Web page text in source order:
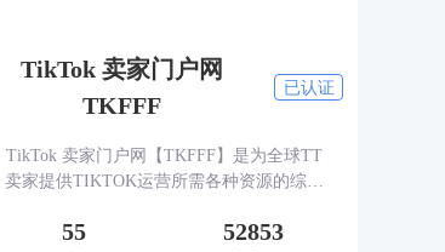
TikTok 卖家门户网
TKFFF
已认证
TikTok 卖家门户网【TKFFF】是为全球TT
卖家提供TIKTOK运营所需各种资源的综合
坛、社群、活动、人脉、货盘、教学等必备
55 52853